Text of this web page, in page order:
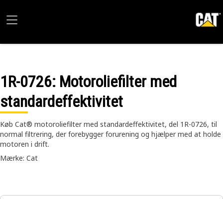
1R-0726: Motoroliefilter med
standardeffektivitet
Køb Cat® motoroliefilter med standardeffektivitet, del 1R-0726, til
normal filtrering, der forebygger forurening og hjælper med at holde
motoren i drift.
Mærke: Cat